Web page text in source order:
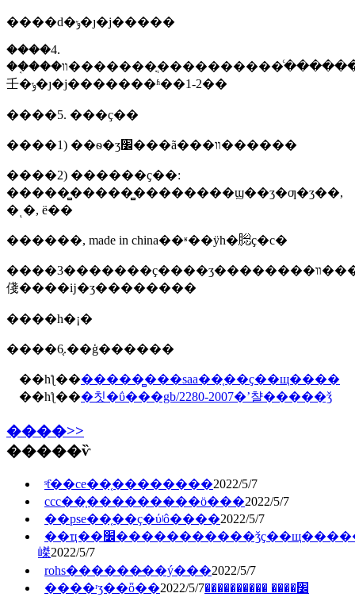
����d�ݸ�ȷ�ϳ�����
����4.
��֤���ڣ��������ͨ���������ֳ�������װ�󣬳��ݸ
壬�ݸ�ȷ�ϳ�������ʱ��1-2��
����5. ���ҫ��
����1) ��ѳ�ʒ׼���ã���װ������
����2) ������ҫ��:
�����̻�����̻��������ϣ��ʒ�ƣ�ʒ��,
�ͺ�, ë��
������, made in china��ʶ��ÿһ�䶼ҫ�с�
����3�������ҫ����ʒ��������װ������ϣ������򿪼��
俴����ĳ�ʒ��������
����һ�¡�
����6.֤��ģ������
��һƪ�������̻���saa��֤��ҫ��щ����
��һƪ���칫�ΰ���gb/2280-2007�ʼ챨�����ǯ
����>>
�����ѷ
ˢƭ��ce��֤��������2022/5/7
ccc��֤�������̷��ö���2022/5/7
��pse��֤��ҫ�ύʲô����2022/5/7
��ҵ��׼�����������ǯҫ��щ�����
嵥2022/5/7
rohs������̷��ý���2022/5/7
����ʳʒ��ȫ��׼���� ����������2022/5/7